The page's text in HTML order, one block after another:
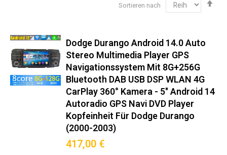
Octa-Core 2.4GHz (12nm
Display:2K QLED-Touchscreen mit 178°
Blickwinkelstabilität (Hervorragende Bildqualität &
Augenschonend)
Navigation:Dual-GPS (GPS + Galileo Unterstützung)
Audioausgang:4x50W RMS (THD <0.05%)
Einbaukompatibilität‌ 100%
passgenau für Dodge Durango I
(1998–2003): Hochwertige
Sortieren nach
Dodge Durango Android 14.0 Auto
Stereo Multimedia Player GPS
Navigationssystem Mit 8G+256G
Bluetooth DAB USB DSP WLAN 4G
CarPlay 360° Kamera - 5" Android 14
Autoradio GPS Navi DVD Player
Kopfeinheit Für Dodge Durango
(2000-2003)
417,00 €